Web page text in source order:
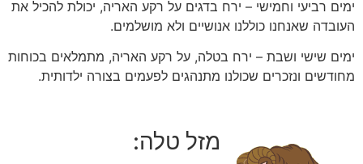
ימים רביעי וחמישי – ירח בדגים על רקע האריה, יכולת להכיל את
העובדה שאנחנו כוללנו אנושיים ולא מושלמים.
ימים שישי ושבת – ירח בטלה, על רקע האריה, מתמלאים בכוחות
מחודשים ונזכרים שכולנו מתנהגים לפעמים בצורה ילדותית.
מזל טלה: